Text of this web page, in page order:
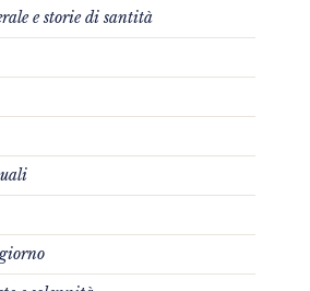
e storie di santità